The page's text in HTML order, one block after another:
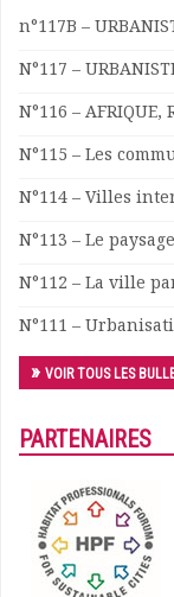
Offres d’emploi
Actualités
Nous contacter
n°117B –
N°117 –
N°116 – AFRIQUE,
N°115 – Les
N°114 – Villes
N°113 – Le
N°112 – La ville
N°111 –
VOIR TOUS LES
PARTENAIRES